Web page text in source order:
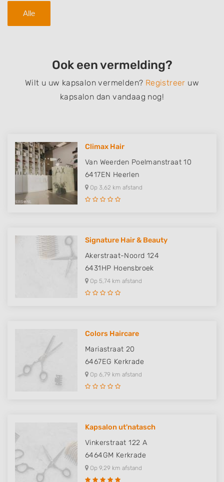
Alle
Ook een vermelding?
Wilt u uw kapsalon vermelden? Registreer uw
kapsalon dan vandaag nog!
Climax Hair
Van Weerden Poelmanstraat 10
6417EN Heerlen
Op 3,62 km afstand
Signature Hair & Beauty
Akerstraat-Noord 124
6431HP Hoensbroek
Op 5,74 km afstand
Colors Haircare
Mariastraat 20
6467EG Kerkrade
Op 6,79 km afstand
Kapsalon ut'natasch
Vinkerstraat 122 A
6464GM Kerkrade
Op 9,29 km afstand